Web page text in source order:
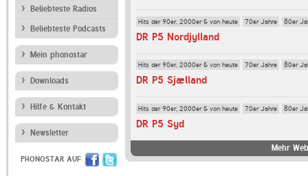
Beliebteste Radios
Beliebteste Podcasts
Mein phonostar
Downloads
Hilfe & Kontakt
Newsletter
PHONOSTAR AUF
Hits der 90er, 2000er & von heute 70er Jahre 80er
DR P5 Nordjylland
Hits der 90er, 2000er & von heute 70er Jahre 80er
DR P5 Sjælland
Hits der 90er, 2000er & von heute 70er Jahre 80er
DR P5 Syd
Mehr